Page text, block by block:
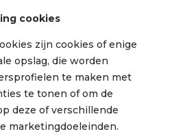
cookies
zijn cookies of enige
opslag, die worden
te maken met
te tonen of om de
deze of verschillende
marketingdoeleinden.